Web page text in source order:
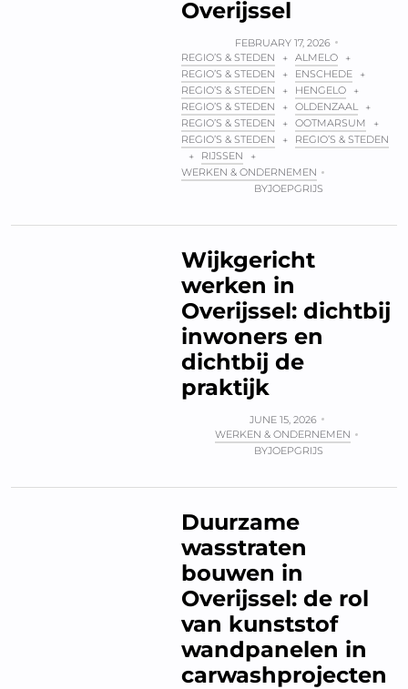
Overijssel
FEBRUARY 17, 2026
REGIO’S & STEDEN
+ ALMELO
+
REGIO’S & STEDEN
+ ENSCHEDE
+
REGIO’S & STEDEN
+ HENGELO
+
REGIO’S & STEDEN
+ OLDENZAAL
+
REGIO’S & STEDEN
+ OOTMARSUM
+
REGIO’S & STEDEN
+
REGIO’S & STEDEN
+
RIJSSEN
+
WERKEN & ONDERNEMEN
BYJOEPGRIJS
Wijkgericht
werken in
Overijssel: dichtbij
inwoners en
dichtbij de
praktijk
JUNE 15, 2026
WERKEN & ONDERNEMEN
BYJOEPGRIJS
Duurzame
wasstraten
bouwen in
Overijssel: de rol
van kunststof
wandpanelen in
carwashprojecten